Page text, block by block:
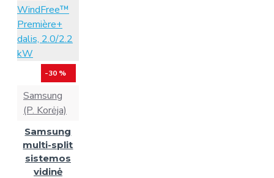
-30 %
Samsung
(P. Korėja)
Samsung
multi-split
sistemos
vidinė